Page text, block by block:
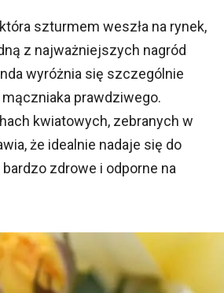
która szturmem weszła na rynek,
z najważniejszych nagród
wyróżnia się szczególnie
prawdziwego.
kwiatowych, zebranych w
że idealnie nadaje się do
zdrowe i odporne na